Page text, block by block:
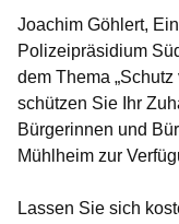
Joachim Göhlert,
Polizeipräsidium
dem Thema „Schutz
schützen Sie Ihr
Bürgerinnen und
Mühlheim zur
Lassen Sie sich